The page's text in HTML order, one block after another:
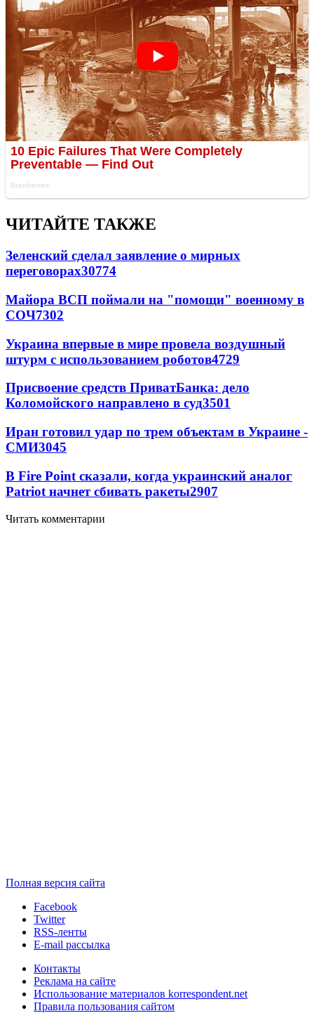
ЧИТАЙТЕ ТАКЖЕ
Зеленский сделал заявление о мирных
переговорах30774
Майора ВСП поймали на "помощи" военному в
СОЧ7302
Украина впервые в мире провела воздушный
штурм с использованием роботов4729
Присвоение средств ПриватБанка: дело
Коломойского направлено в суд3501
Иран готовил удар по трем объектам в Украине -
СМИ3045
В Fire Point сказали, когда украинский аналог
Patriot начнет сбивать ракеты2907
Читать комментарии
Полная версия сайта
Facebook
Twitter
RSS-ленты
E-mail рассылка
Контакты
Реклама на сайте
Использование материалов korrespondent.net
Правила пользования сайтом